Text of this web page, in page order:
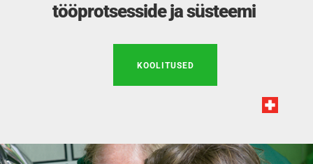
tööprotsesside ja süsteemi
KOOLITUSED